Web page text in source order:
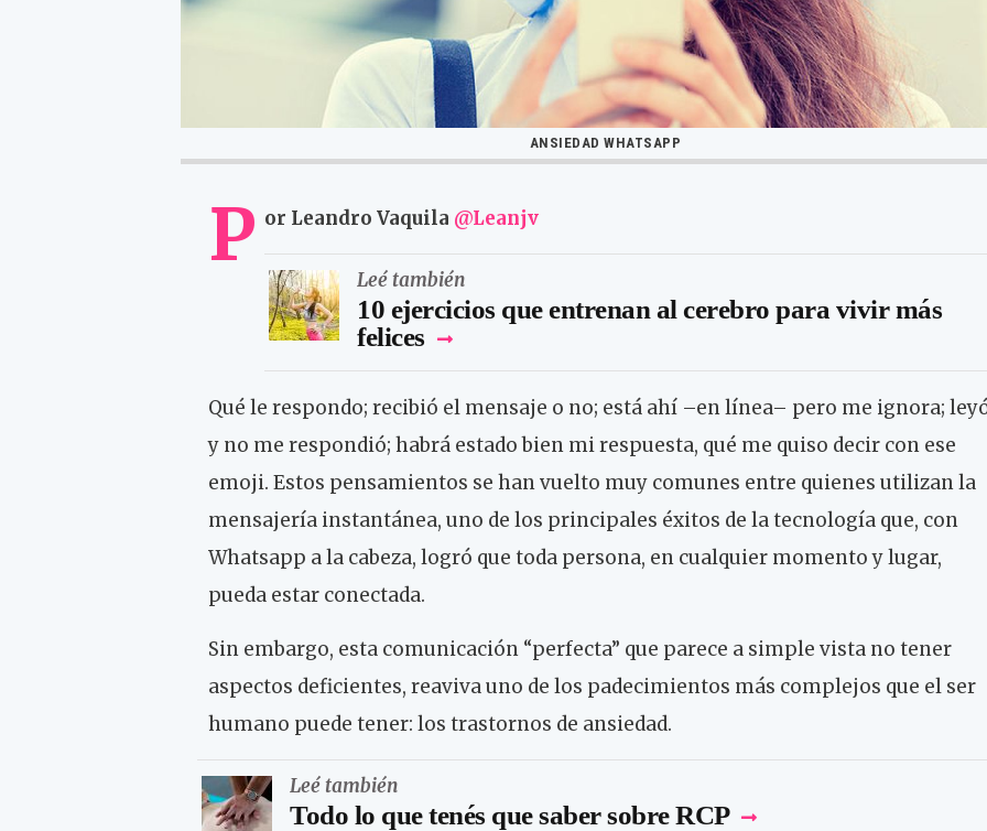
ANSIEDAD WHATSAPP
P or Leandro Vaquila @Leanjv
Leé también
10 ejercicios que entrenan al cerebro para vivir más
felices
Qué le respondo; recibió el mensaje o no; está ahí –en línea– pero me ignora;
y no me respondió; habrá estado bien mi respuesta, qué me quiso decir con ese
emoji. Estos pensamientos se han vuelto muy comunes entre quienes utilizan la
mensajería instantánea, uno de los principales éxitos de la tecnología que, con
Whatsapp a la cabeza, logró que toda persona, en cualquier momento y lugar,
pueda estar conectada.
Sin embargo, esta comunicación “perfecta” que parece a simple vista no tener
aspectos deficientes, reaviva uno de los padecimientos más complejos que el ser
humano puede tener: los trastornos de ansiedad.
Leé también
Todo lo que tenés que saber sobre RCP